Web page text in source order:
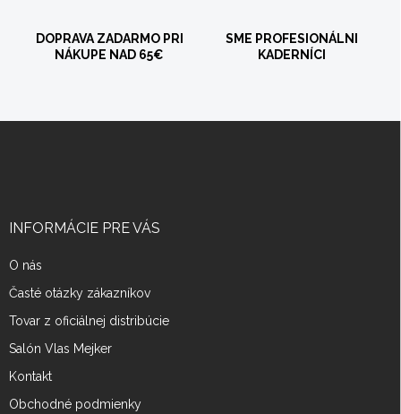
DOPRAVA ZADARMO PRI
NÁKUPE NAD 65€
SME PROFESIONÁLNI
KADERNÍCI
INFORMÁCIE PRE VÁS
O nás
Časté otázky zákazníkov
Tovar z oficiálnej distribúcie
Salón Vlas Mejker
Kontakt
Obchodné podmienky